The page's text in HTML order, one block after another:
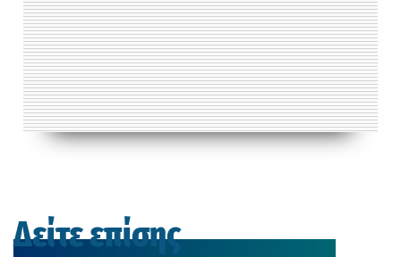
Δείτε επίσης